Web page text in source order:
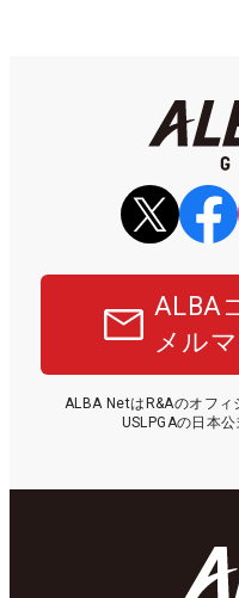
ALBA
メル
ALBA NetはR&Aのオフ
USLPGAの日本